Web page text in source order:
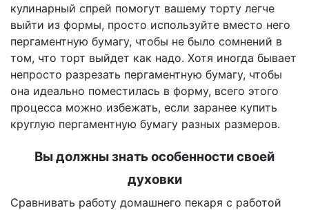
кулинарный спрей помогут вашему торту легче
выйти из формы, просто используйте вместо него
пергаментную бумагу, чтобы не было сомнений в
том, что торт выйдет как надо. Хотя иногда бывает
непросто разрезать пергаментную бумагу, чтобы
она идеально поместилась в форму, всего этого
процесса можно избежать, если заранее купить
круглую пергаментную бумагу разных размеров.
Вы должны знать особенности своей
духовки
Сравнивать работу домашнего пекаря с работой